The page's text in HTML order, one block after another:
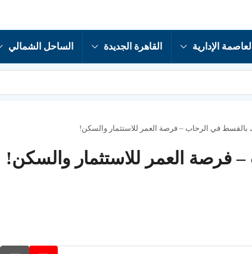
العاصمة الإدارية القاهرة الجديدة الساحل الشمالي
بالقسط في الرحاب – فرصة العمر للاستثمار والسكن!
العمر للاستثمار والسكن!